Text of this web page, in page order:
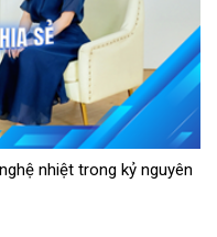
nhiệt trong kỷ nguyên